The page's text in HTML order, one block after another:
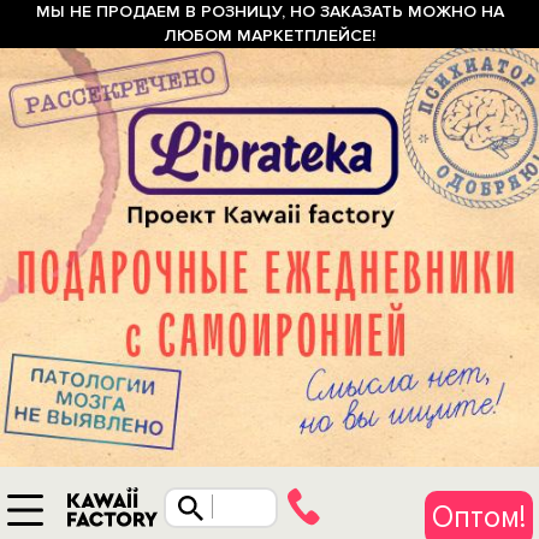
МЫ НЕ ПРОДАЕМ В РОЗНИЦУ, НО ЗАКАЗАТЬ МОЖНО НА
ЛЮБОМ МАРКЕТПЛЕЙСЕ!
Оптом!